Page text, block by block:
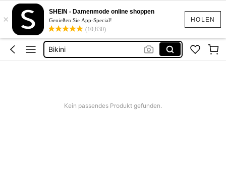
HOLEN
×
SHEIN - Damenmode online shoppen
Genießen Sie App-Special!
(10,830)
Festival Outfit Damen
Squishies
Sommerkleider Für Damen
Bikini
Kein passendes Produkt gefunden.